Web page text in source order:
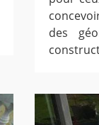
des